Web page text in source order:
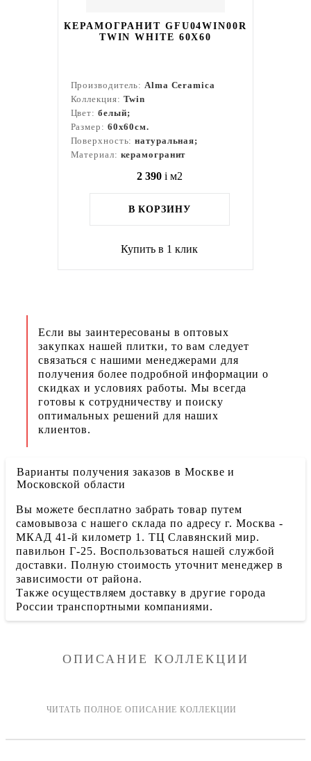
КЕРАМОГРАНИТ GFU04WIN00R
TWIN WHITE 60X60
Производитель:Alma Ceramica
Коллекция: Twin
Цвет: белый;
Размер: 60x60см.
Поверхность:натуральная;
Материал: керамогранит
2 390 i м2
В КОРЗИНУ
Купить в 1 клик
Если вы заинтересованы в оптовых
закупках нашей плитки, то вам следует
связаться с нашими менеджерами для
получения более подробной информации о
скидках и условиях работы. Мы всегда
готовы к сотрудничеству и поиску
оптимальных решений для наших
клиентов.
Варианты получения заказов в Москве и
Московской области
Вы можете бесплатно забрать товар путем
самовывоза с нашего склада по адресу г. Москва -
МКАД 41-й километр 1. ТЦ Славянский мир.
павильон Г-25. Воспользоваться нашей службой
доставки. Полную стоимость уточнит менеджер в
зависимости от района.
Также осуществляем доставку в другие города
России транспортными компаниями.
ОПИСАНИЕ КОЛЛЕКЦИИ